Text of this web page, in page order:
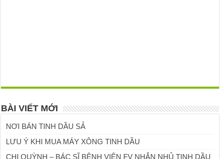
BÀI VIẾT MỚI
NƠI BÁN TINH DẦU SẢ
LƯU Ý KHI MUA MÁY XÔNG TINH DẦU
CHỊ QUỲNH – BÁC SĨ BỆNH VIỆN FV NHẮN NHỦ TINH DẦU